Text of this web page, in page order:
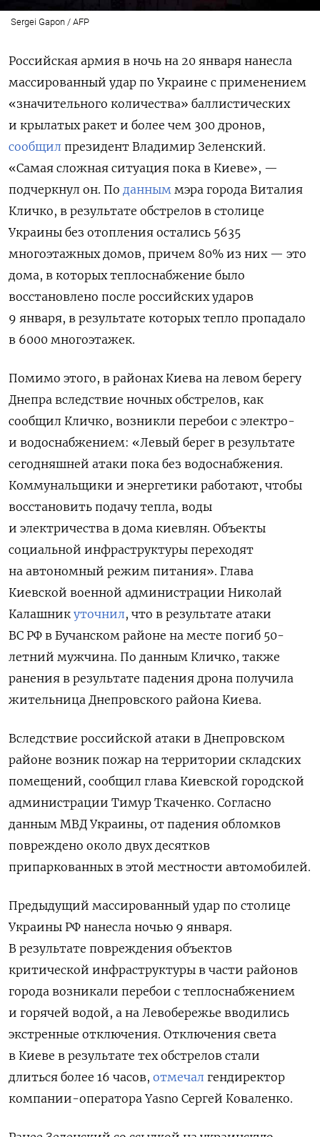
Sergei Gapon / AFP
Российская армия в ночь на 20 января нанесла
массированный удар по Украине с применением
«значительного количества» баллистических
и крылатых ракет и более чем 300 дронов,
сообщил президент Владимир Зеленский.
«Самая сложная ситуация пока в Киеве», —
подчеркнул он. По данным мэра города Виталия
Кличко, в результате обстрелов в столице
Украины без отопления остались 5635
многоэтажных домов, причем 80% из них — это
дома, в которых теплоснабжение было
восстановлено после российских ударов
9 января, в результате которых тепло пропадало
в 6000 многоэтажек.
Помимо этого, в районах Киева на левом берегу
Днепра вследствие ночных обстрелов, как
сообщил Кличко, возникли перебои с электро-
и водоснабжением: «Левый берег в результате
сегодняшней атаки пока без водоснабжения.
Коммунальщики и энергетики работают, чтобы
восстановить подачу тепла, воды
и электричества в дома киевлян. Объекты
социальной инфраструктуры переходят
на автономный режим питания». Глава
Киевской военной администрации Николай
Калашник уточнил, что в результате атаки
ВС РФ в Бучанском районе на месте погиб 50-
летний мужчина. По данным Кличко, также
ранения в результате падения дрона получила
жительница Днепровского района Киева.
Вследствие российской атаки в Днепровском
районе возник пожар на территории складских
помещений, сообщил глава Киевской городской
администрации Тимур Ткаченко. Согласно
данным МВД Украины, от падения обломков
повреждено около двух десятков
припаркованных в этой местности автомобилей.
Предыдущий массированный удар по столице
Украины РФ нанесла ночью 9 января.
В результате повреждения объектов
критической инфраструктуры в части районов
города возникали перебои с теплоснабжением
и горячей водой, а на Левобережье вводились
экстренные отключения. Отключения света
в Киеве в результате тех обстрелов стали
длиться более 16 часов, отмечал гендиректор
компании-оператора Yasno Сергей Коваленко.